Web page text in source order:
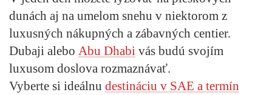
dunách aj na umelom snehu v niektorom z
luxusných nákupných a zábavných centier.
Dubaji alebo Abu Dhabi vás budú svojím
luxusom doslova rozmaznávať.
Vyberte si ideálnu destináciu v SAE a termín